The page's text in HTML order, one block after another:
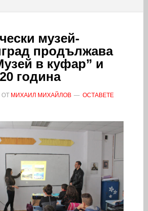
музей-
продължава
в куфар” и
година
ОТ МИХАИЛ МИХАЙЛОВ
ОСТАВЕТЕ